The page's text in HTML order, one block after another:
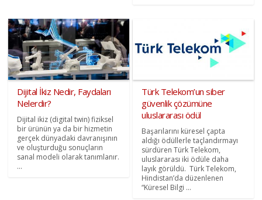
Dijital İkiz Nedir, Faydaları
Nelerdir?
Dijital ikiz (digital twin) fiziksel
bir ürünün ya da bir hizmetin
gerçek dünyadaki davranışının
ve oluşturduğu sonuçların
sanal modeli olarak tanımlanır.
...
Türk Telekom’un siber
güvenlik çözümüne
uluslararası ödül
Başarılarını küresel çapta
aldığı ödüllerle taçlandırmayı
sürdüren Türk Telekom,
uluslararası iki ödüle daha
layık görüldü. Türk Telekom,
Hindistan’da düzenlenen
“Küresel Bilgi ...